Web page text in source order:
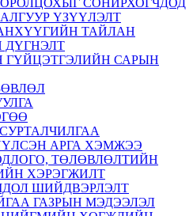
ОРОЛЦОХЫГ СОНИРХОГЧДОД
ҮЗҮҮЛЭЛТ
ТАЙЛАН
ДҮГНЭЛТ
ГҮЙЦЭТГЭЛИЙН САРЫН
АРГА ХЭМЖЭЭ
ТӨЛӨВЛӨЛТИЙН
ХЭРЭГЖИЛТ
ШИЙДВЭРЛЭЛТ
ГАЗРЫН МЭДЭЭЛЭЛ